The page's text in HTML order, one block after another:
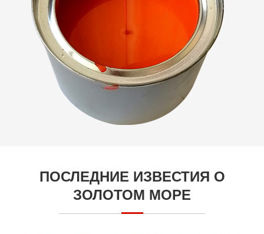
ПОСЛЕДНИЕ ИЗВЕСТИЯ О
ЗОЛОТОМ МОРЕ